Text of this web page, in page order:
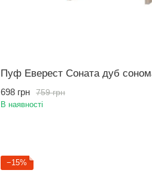
Пуф Еверест Соната дуб
759 грн
698 грн
В наявності
−15%